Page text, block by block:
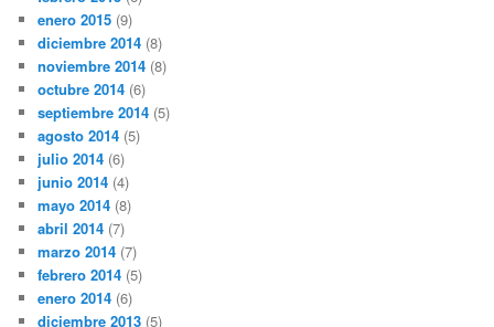
enero 2015 (9)
diciembre 2014 (8)
noviembre 2014 (8)
octubre 2014 (6)
septiembre 2014 (5)
agosto 2014 (5)
julio 2014 (6)
junio 2014 (4)
mayo 2014 (8)
abril 2014 (7)
marzo 2014 (7)
febrero 2014 (5)
enero 2014 (6)
diciembre 2013 (5)